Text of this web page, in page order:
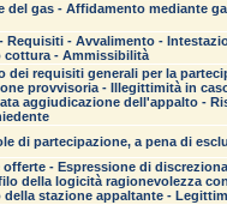
gas - Affidamento mediante
- Avvalimento -
cottura - Ammissibilità
dei requisiti generali per la
provvisoria - Illegittimità in
aggiudicazione dell'appalto -
di partecipazione, a pena di
- Espressione di
della logicità ragionevolezza
stazione appaltante -